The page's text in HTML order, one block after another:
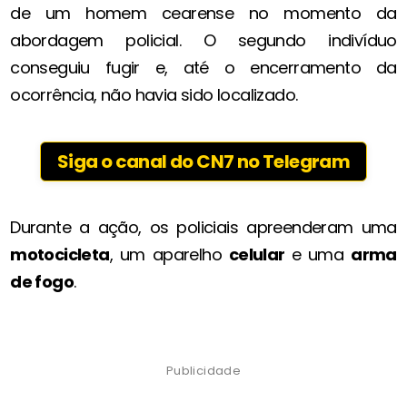
de um homem cearense no momento da
abordagem policial. O segundo indivíduo
conseguiu fugir e, até o encerramento da
ocorrência, não havia sido localizado.
Siga o canal do CN7 no Telegram
Durante a ação, os policiais apreenderam uma
motocicleta, um aparelho celular e uma arma
de fogo.
Publicidade